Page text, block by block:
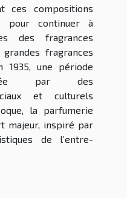
ces compositions
pour continuer à
des fragrances
grandes fragrances
1935, une période
par des
et culturels
la parfumerie
majeur, inspiré par
de l’entre-